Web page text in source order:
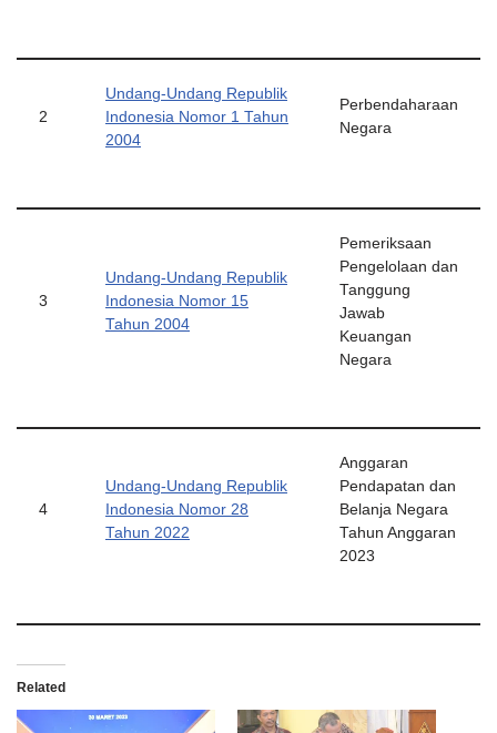
2
Undang-Undang Republik
Indonesia Nomor 1 Tahun
2004
Perbendaharaan
Negara
3
Undang-Undang Republik
Indonesia Nomor 15
Tahun 2004
Pemeriksaan
Pengelolaan dan
Tanggung
Jawab
Keuangan
Negara
4
Undang-Undang Republik
Indonesia Nomor 28
Tahun 2022
Anggaran
Pendapatan dan
Belanja Negara
Tahun Anggaran
2023
Related